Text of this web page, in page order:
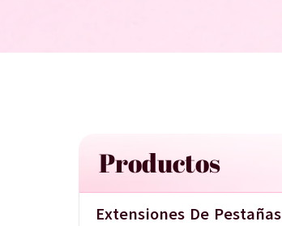
Productos
Extensiones De Pestañas